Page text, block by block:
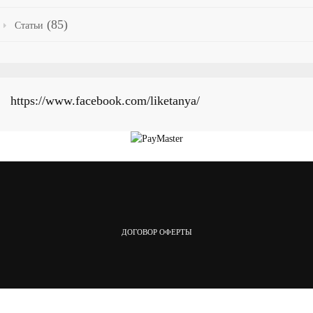
Статьи (85)
https://www.facebook.com/liketanya/
ДОГОВОР ОФЕРТЫ